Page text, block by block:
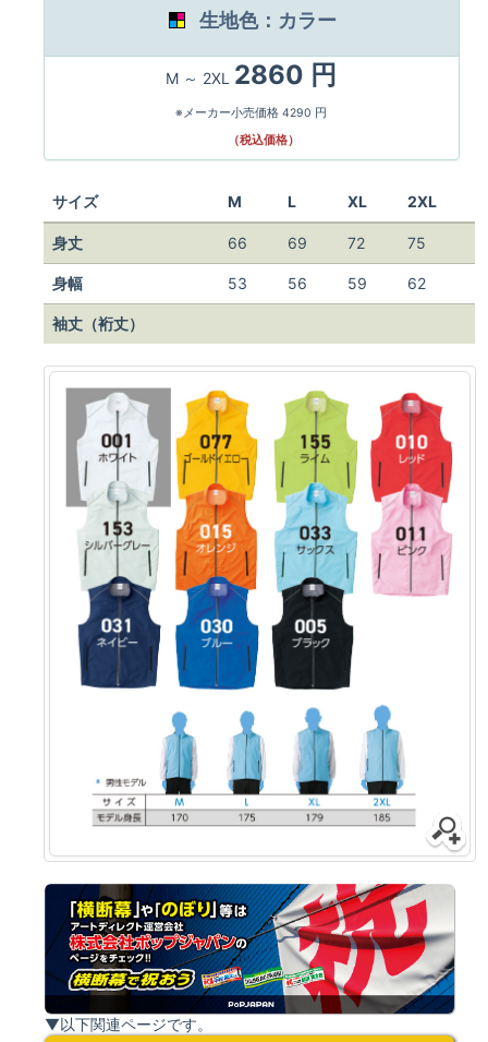
生地色：カラー
M ～ 2XL 2860 円
※メーカー小売価格 4290 円
（税込価格）
サイズ M L XL 2XL
身丈 66 69 72 75
身幅 53 56 59 62
袖丈（裄丈）
▼以下関連ページです。